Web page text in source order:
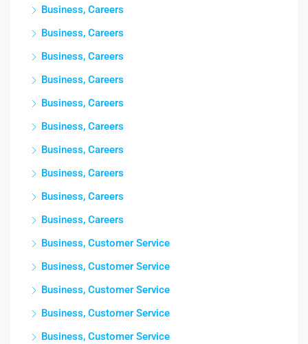
Business, Careers
Business, Careers
Business, Careers
Business, Careers
Business, Careers
Business, Careers
Business, Careers
Business, Careers
Business, Careers
Business, Careers
Business, Customer Service
Business, Customer Service
Business, Customer Service
Business, Customer Service
Business, Customer Service